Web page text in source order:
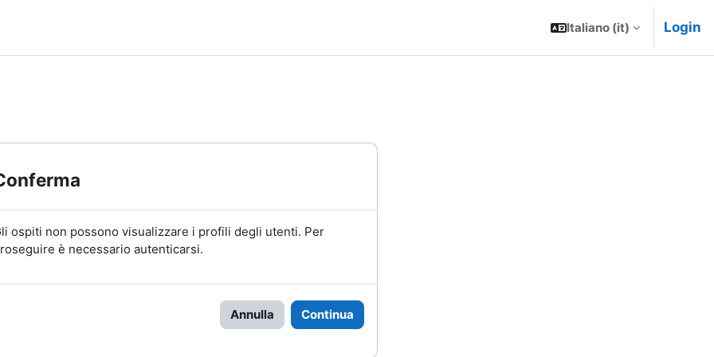
Italiano ‎(it)‎ Login
ospiti non possono visualizzare i profili degli utenti. Per
è necessario autenticarsi.
Annulla Continua